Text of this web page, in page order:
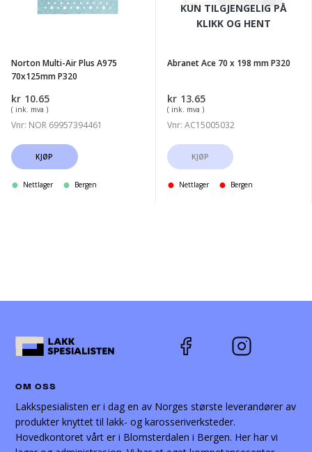
Norton Multi-Air Plus A975
70x125mm P320
kr 10.65
( ink. mva )
Vnr: NOR 69957394461
KJØP
Nettlager Bergen
198
KUN TILGJENGELIG PÅ
KLIKK OG HENT
Abranet Ace 70 x 198 mm P320
kr 13.65
( ink. mva )
Vnr: AC15005032
KJØP
Nettlager Bergen
OM OSS
Lakkspesialisten er i dag en av Norges største leverandører av
produkter knyttet til lakk- og karosseriverksteder.
Hovedkontoret vårt er i Blomsterdalen i Bergen. Her har vi